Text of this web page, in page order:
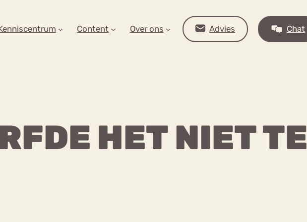
Content Over ons Advies Chat
HET NIET TE
OP ZOEK?